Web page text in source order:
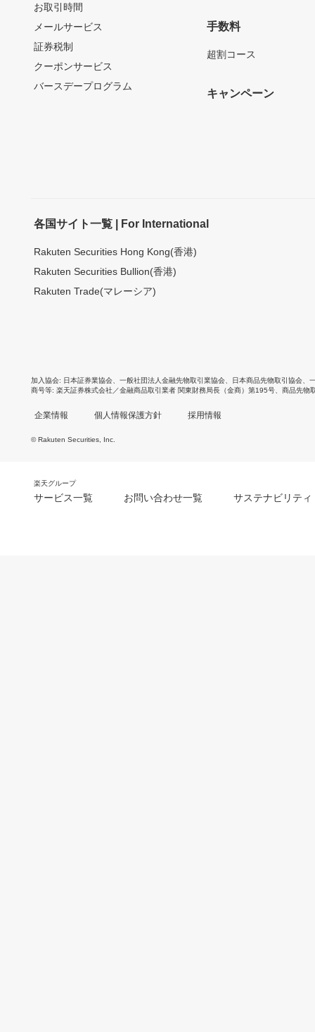
お取引時間
メールサービス
証券税制
クーポンサービス
バースデープログラム
手数料
超割コース
キャンペーン
各国サイト一覧 | For International
Rakuten Securities Hong Kong(香港)
Rakuten Securities Bullion(香港)
Rakuten Trade(マレーシア)
加入協会 日本証券業協会 一般社団法人金融先物取引業協会 日本商品先物取引協会
商号等 楽天証券株式会社／金融商品取引業者 関東財務局長（金商）第195号、商品先物
企業情報 個人情報保護方針 採用情報
© Rakuten Securities, Inc.
楽天グループ
サービス一覧 お問い合わせ一覧 サステナビリティ